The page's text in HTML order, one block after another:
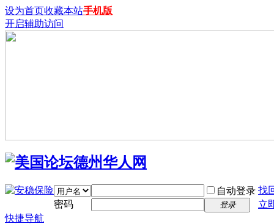
设为首页收藏本站手机版
开启辅助访问
自动登录 找
密码
登录
立
快捷导航